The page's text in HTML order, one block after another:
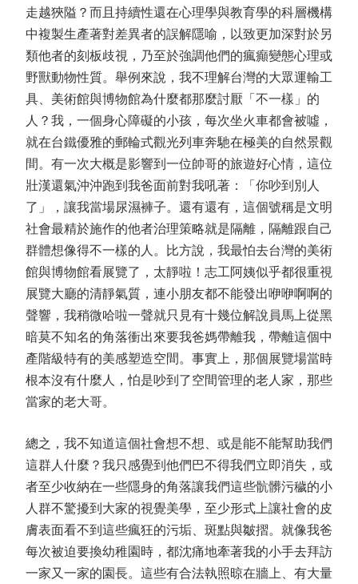
走越狹隘？而且持續性還在心理學與教育學的科層機構
中複製生產著對差異者的誤解隱喻，以致更加深對於另
類他者的刻板歧視，乃至於強調他們的瘋癲變態心理或
野獸動物性質。舉例來說，我不理解台灣的大眾運輸工
具、美術館與博物館為什麼都那麼討厭「不一樣」的
人？我，一個身心障礙的小孩，每次坐火車都會被噓，
就在台鐵優雅的郵輪式觀光列車奔馳在極美的自然景觀
間。有一次大概是影響到一位帥哥的旅遊好心情，這位
壯漢還氣沖沖跑到我爸面前對我吼著：「你吵到別人
了」，讓我當場尿濕褲子。還有還有，這個號稱是文明
社會最精於施作的他者治理策略就是隔離，隔離跟自己
群體想像得不一樣的人。比方說，我最怕去台灣的美術
館與博物館看展覽了，太靜啦！志工阿姨似乎都很重視
展覽大廳的清靜氣質，連小朋友都不能發出咿咿啊啊的
聲響，我稍微哈啦一聲就只見有十幾位解說員馬上從黑
暗莫不知名的角落衝出來要我爸媽帶離我，帶離這個中
產階級特有的美感塑造空間。事實上，那個展覽場當時
根本沒有什麼人，怕是吵到了空間管理的老人家，那些
當家的老大哥。
總之，我不知道這個社會想不想、或是能不能幫助我們
這群人什麼？我只感覺到他們巴不得我們立即消失，或
者至少收納在一些隱身的角落讓我們這些骯髒污穢的小
人群不驚擾到大家的視覺美學，至少形式上讓社會的皮
膚表面看不到這些瘋狂的污垢、斑點與皺摺。就像我爸
每次被迫要換幼稚園時，都沈痛地牽著我的小手去拜訪
一家又一家的園長。這些有合法執照晾在牆上、有大量